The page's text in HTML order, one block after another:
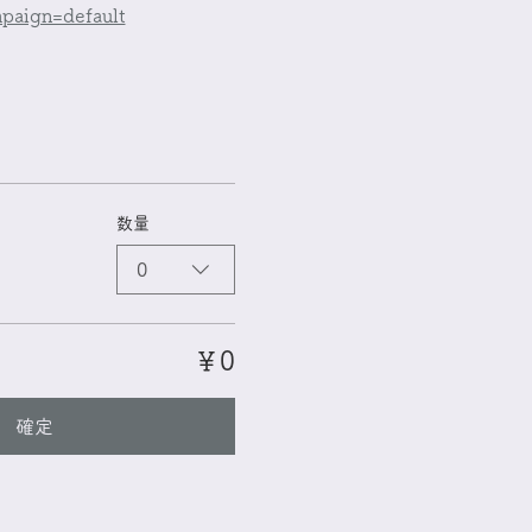
数量
0
￥0
確定